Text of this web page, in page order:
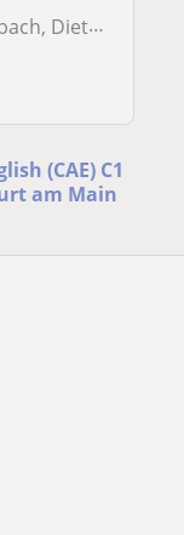
Dreieich, Eg...
(CAE) C1
am Main